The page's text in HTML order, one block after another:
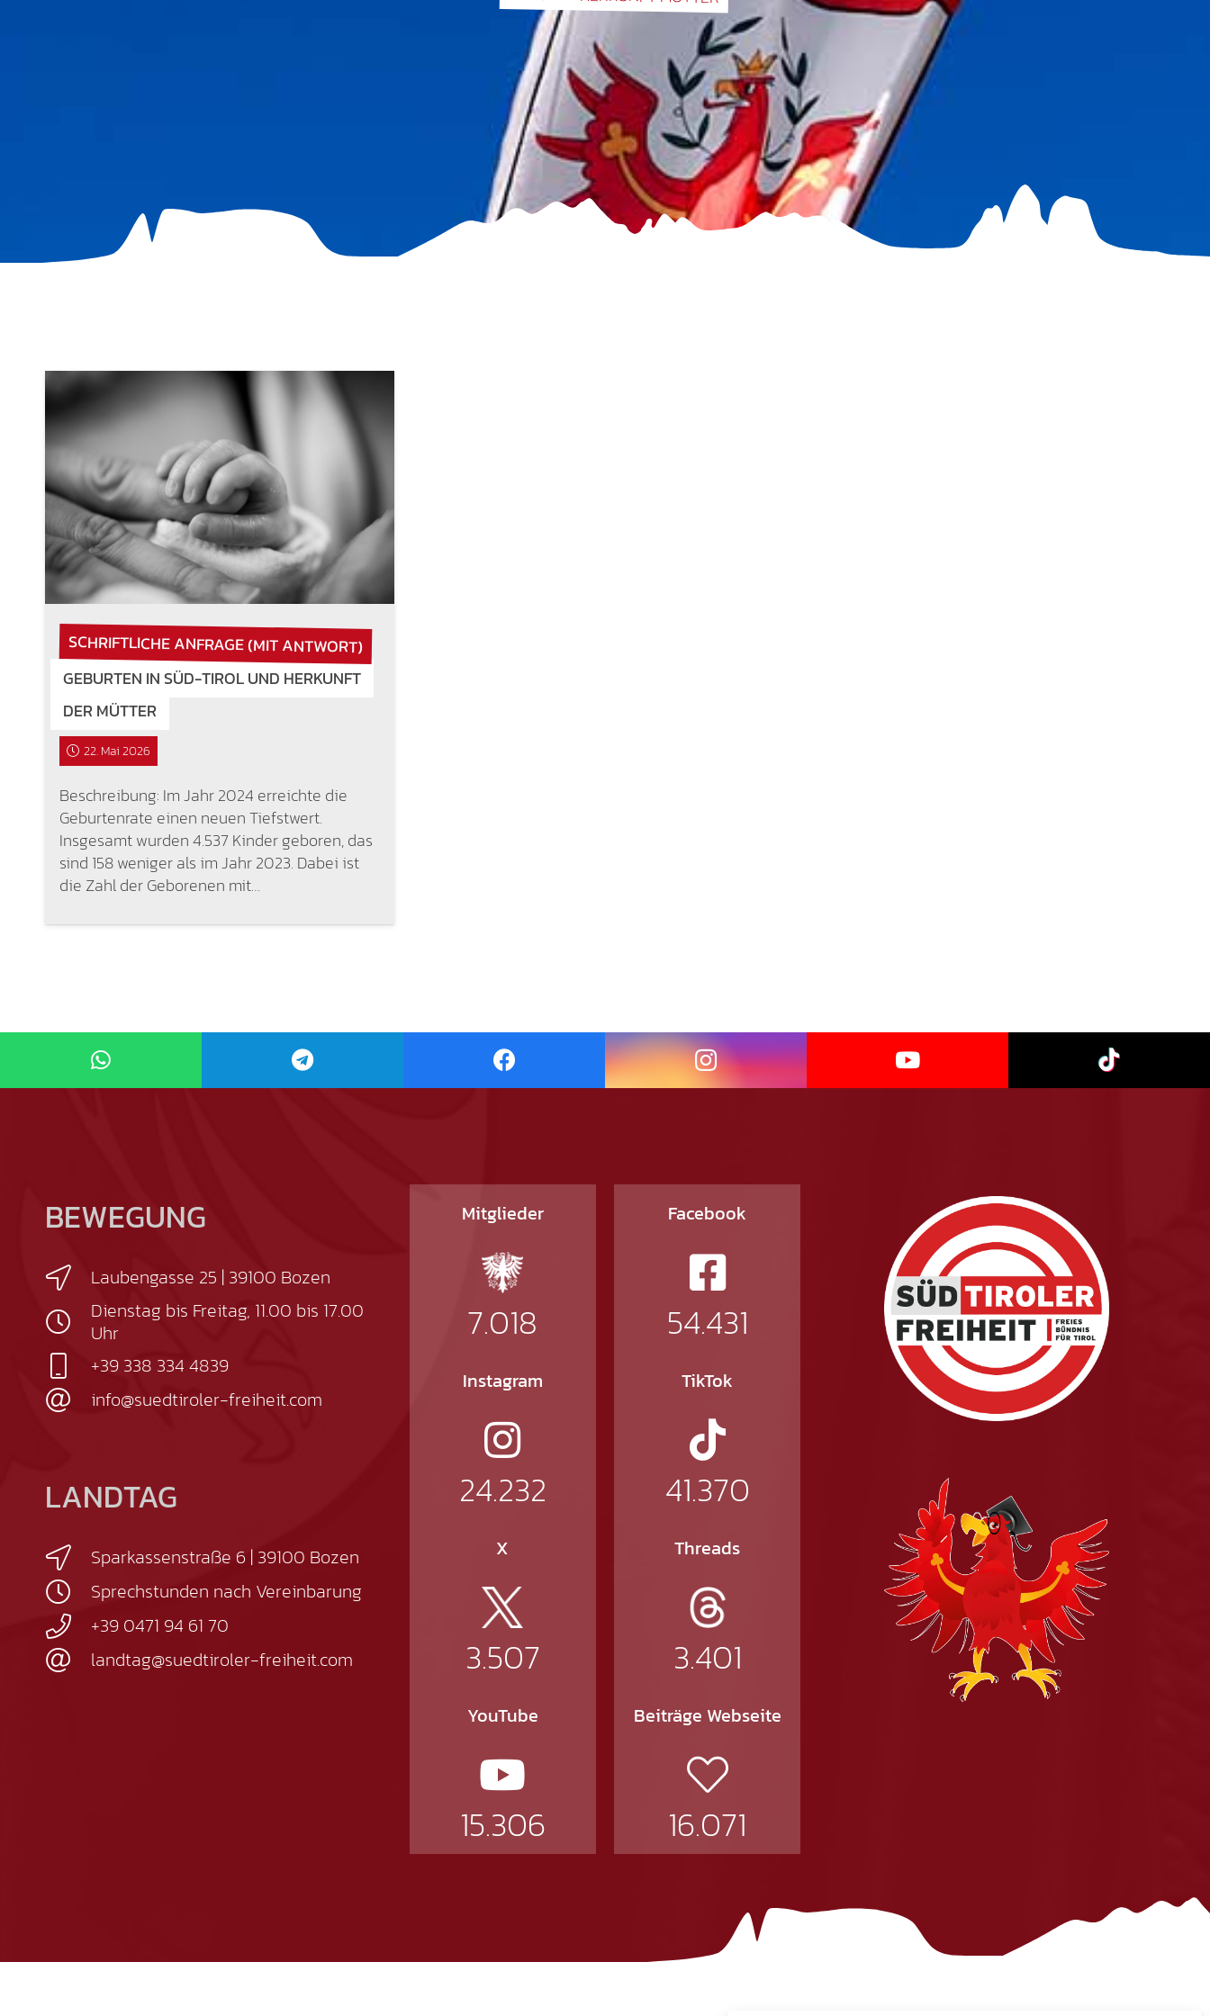
SCHRIFTLICHE ANFRAGE (MIT ANTWORT)
GEBURTEN IN SÜD-TIROL UND HERKUNFT
DER MÜTTER
22. Mai 2026
Beschreibung: Im Jahr 2024 erreichte die
Geburtenrate einen neuen Tiefstwert.
Insgesamt wurden 4.537 Kinder geboren, das
sind 158 weniger als im Jahr 2023. Dabei ist
die Zahl der Geborenen mit…
BEWEGUNG
Laubengasse 25 | 39100 Bozen
Dienstag bis Freitag, 11.00 bis 17.00
Uhr
+39 338 334 4839
info@suedtiroler-freiheit.com
LANDTAG
Sparkassenstraße 6 | 39100 Bozen
Sprechstunden nach Vereinbarung
+39 0471 94 61 70
landtag@suedtiroler-freiheit.com
Mitglieder
7.018
Facebook
54.431
Instagram
24.232
TikTok
41.370
X
3.507
Threads
3.401
YouTube
15.306
Beiträge Webseite
16.071